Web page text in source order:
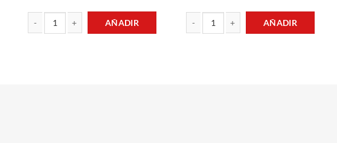
AÑADIR AÑADIR